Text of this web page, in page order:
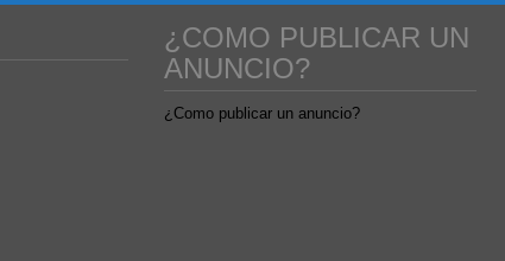
¿COMO PUBLICAR UN
ANUNCIO?
¿Como publicar un anuncio?